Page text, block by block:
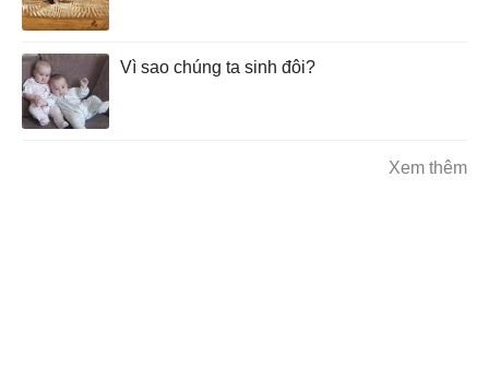
Vì sao chúng ta sinh đôi?
Xem thêm